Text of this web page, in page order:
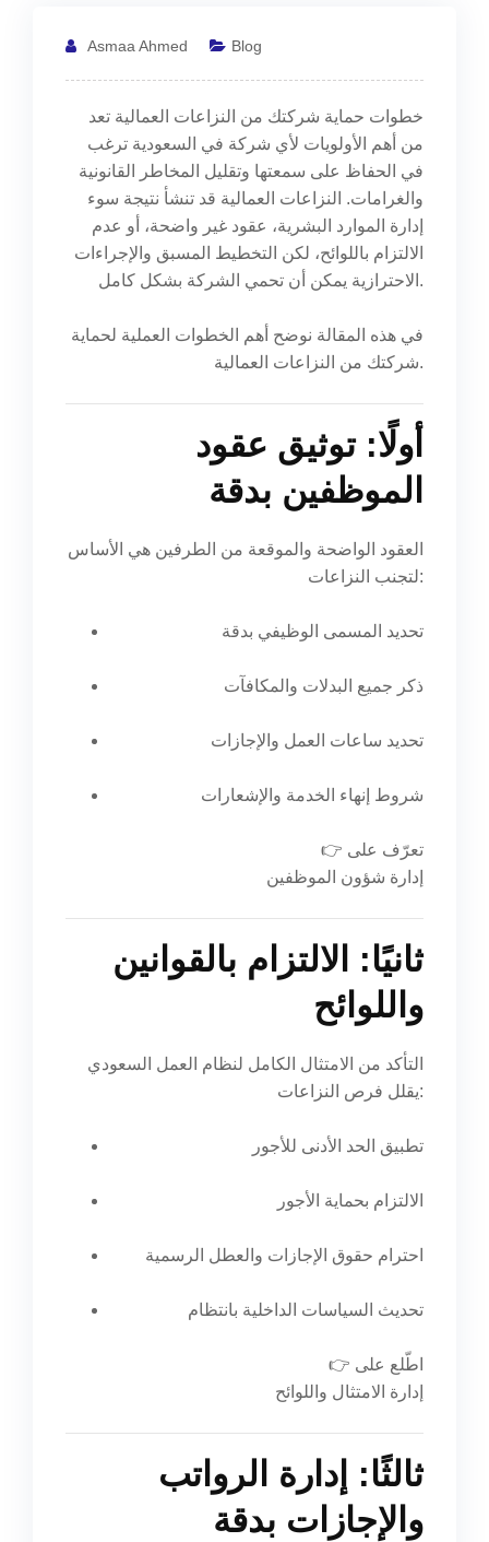
Asmaa Ahmed Blog
خطوات حماية شركتك من النزاعات العمالية تعد
من أهم الأولويات لأي شركة في السعودية ترغب
في الحفاظ على سمعتها وتقليل المخاطر القانونية
والغرامات. النزاعات العمالية قد تنشأ نتيجة سوء
إدارة الموارد البشرية، عقود غير واضحة، أو عدم
الالتزام باللوائح، لكن التخطيط المسبق والإجراءات
الاحترازية يمكن أن تحمي الشركة بشكل كامل.
في هذه المقالة نوضح أهم الخطوات العملية لحماية
شركتك من النزاعات العمالية.
أولًا: توثيق عقود
الموظفين بدقة
العقود الواضحة والموقعة من الطرفين هي الأساس
لتجنب النزاعات:
تحديد المسمى الوظيفي بدقة
ذكر جميع البدلات والمكافآت
تحديد ساعات العمل والإجازات
شروط إنهاء الخدمة والإشعارات
👉 تعرّف على
إدارة شؤون الموظفين
ثانيًا: الالتزام بالقوانين
واللوائح
التأكد من الامتثال الكامل لنظام العمل السعودي
يقلل فرص النزاعات:
تطبيق الحد الأدنى للأجور
الالتزام بحماية الأجور
احترام حقوق الإجازات والعطل الرسمية
تحديث السياسات الداخلية بانتظام
👉 اطّلع على
إدارة الامتثال واللوائح
ثالثًا: إدارة الرواتب
والإجازات بدقة